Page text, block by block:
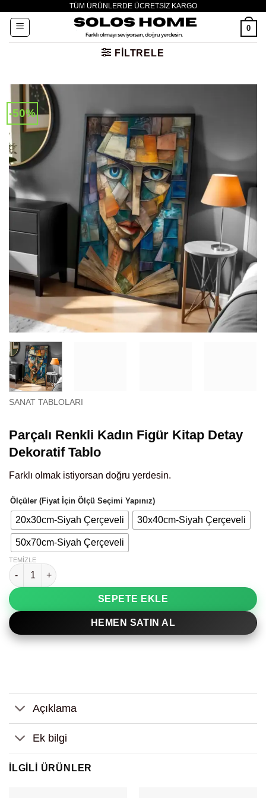
atla
TÜM ÜRÜNLERDE ÜCRETSİZ KARGO
0
FILTRELE
-50%
SANAT TABLOLARI
Parçalı Renkli Kadın Figür Kitap Detay
Dekoratif Tablo
Farklı olmak istiyorsan doğru yerdesin.
Ölçüler (Fiyat İçin Ölçü Seçimi Yapınız)
20x30cm-Siyah Çerçeveli 30x40cm-Siyah Çerçeveli
50x70cm-Siyah Çerçeveli
TEMIZLE
Parçalı Renkli Kadın Figür Kitap Detay Dekoratif Tablo adet
SEPETE EKLE
HEMEN SATIN AL
Açıklama
Ek bilgi
İLGILI ÜRÜNLER